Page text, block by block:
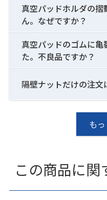
真空パッドホルダの摺
ん。なぜですか？
真空パッドのゴムに亀
た。不良品ですか？
隔壁ナットだけの注文
も
この商品に